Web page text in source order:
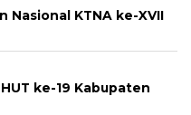
Nasional KTNA ke-XVII
ke-19 Kabupaten